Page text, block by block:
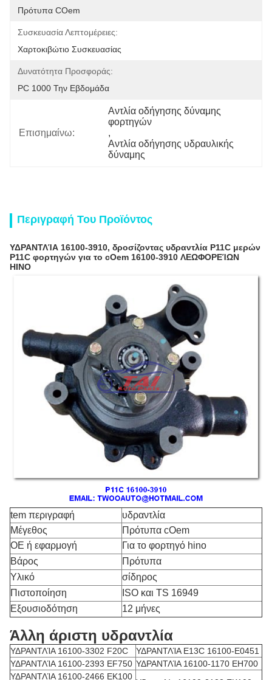
Πρότυπα COem
Συσκευασία Λεπτομέρειες:
Χαρτοκιβώτιο Συσκευασίας
Δυνατότητα Προσφοράς:
PC 1000 Την Εβδομάδα
Επισημαίνω:
Αντλία οδήγησης δύναμης
φορτηγών
,
Αντλία οδήγησης υδραυλικής
δύναμης
Περιγραφή Του Προϊόντος
ΥΔΡΑΝΤΛΊΑ 16100-3910, δροσίζοντας υδραντλία P11C μερών
P11C φορτηγών για το cOem 16100-3910 ΛΕΩΦΟΡΕΊΩΝ
HINO
tem περιγραφή
υδραντλία
Μέγεθος
Πρότυπα cOem
OE ή εφαρμογή
Για το φορτηγό hino
Βάρος
Πρότυπα
Υλικό
σίδηρος
Πιστοποίηση
ISO και TS 16949
Εξουσιοδότηση
12 μήνες
Άλλη άριστη υδραντλία
ΥΔΡΑΝΤΛΊΑ 16100-3302 F20C
ΥΔΡΑΝΤΛΊΑ E13C 16100-E0451
ΥΔΡΑΝΤΛΊΑ 16100-2393 EF750 ΥΔΡΑΝΤΛΊΑ 16100-1170 EH700
ΥΔΡΑΝΤΛΊΑ 16100-2466 EK100